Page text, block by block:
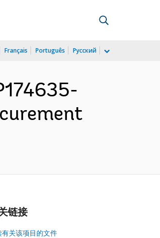
Français Português Русский
链接
有关该项目的文件